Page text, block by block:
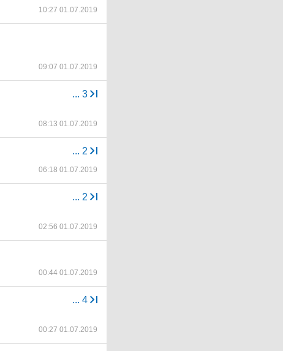
10:27 01.07.2019
09:07 01.07.2019
... 3
08:13 01.07.2019
... 2
06:18 01.07.2019
... 2
02:56 01.07.2019
00:44 01.07.2019
... 4
00:27 01.07.2019